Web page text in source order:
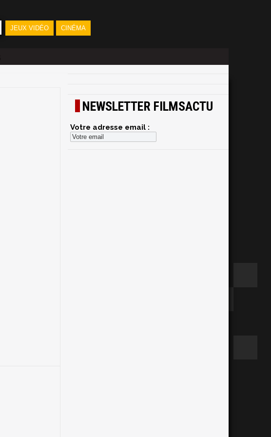
JEUX VIDÉO CINÉMA
NEWSLETTER FILMSACTU
Votre adresse email :